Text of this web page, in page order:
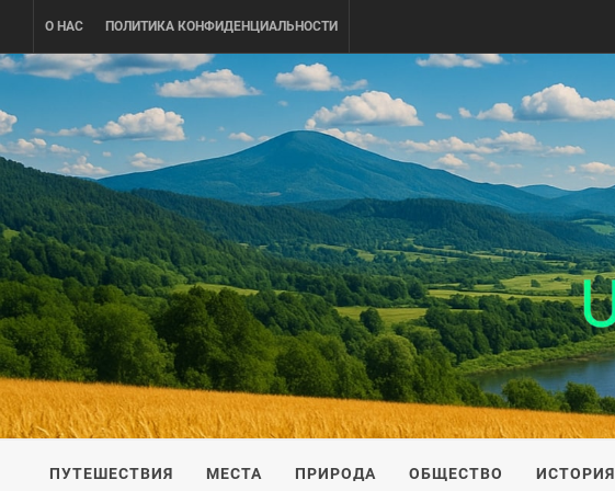
content
О НАС ПОЛИТИКА КОНФИДЕНЦИАЛЬНОСТИ
UKRAINE-IS
ПУТЕШЕСТВИЕ ПО УКРАИНЕ
ПУТЕШЕСТВИЯ МЕСТА ПРИРОДА ОБЩЕСТВО ИСТОРИЯ